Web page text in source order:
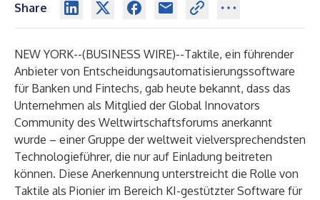
Share
NEW YORK--(BUSINESS WIRE)--Taktile, ein führender
Anbieter von Entscheidungsautomatisierungssoftware
für Banken und Fintechs, gab heute bekannt, dass das
Unternehmen als Mitglied der Global Innovators
Community des Weltwirtschaftsforums anerkannt
wurde – einer Gruppe der weltweit vielversprechendsten
Technologieführer, die nur auf Einladung beitreten
können. Diese Anerkennung unterstreicht die Rolle von
Taktile als Pionier im Bereich KI-gestützter Software für